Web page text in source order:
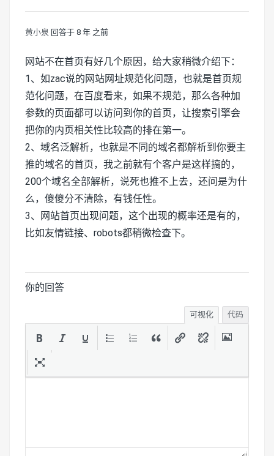
黄小泉 回答于 8 年 之前
网站不在首页有好几个原因，给大家稍微介绍下：
1、如zac说的网站网址规范化问题，也就是首页规
范化问题，在百度看来，如果不规范，那么各种加
参数的页面都可以访问到你的首页，让搜索引擎会
把你的内页相关性比较高的排在第一。
2、域名泛解析，也就是不同的域名都解析到你要主
推的域名的首页，我之前就有个客户是这样搞的，
200个域名全部解析，说死也推不上去，还问是为什
么，傻傻分不清除，有钱任性。
3、网站首页出现问题，这个出现的概率还是有的，
比如友情链接、robots都稍微检查下。
你的回答
可视化 代码